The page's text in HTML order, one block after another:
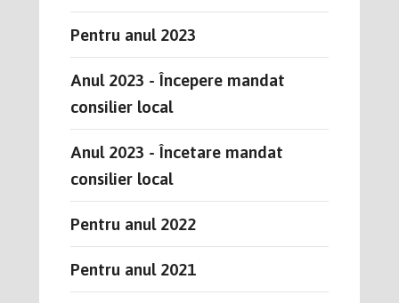
Pentru anul 2023
Anul 2023 - Începere mandat
consilier local
Anul 2023 - Încetare mandat
consilier local
Pentru anul 2022
Pentru anul 2021